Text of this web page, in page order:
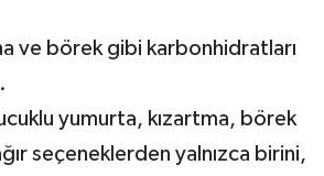
ve börek gibi karbonhidratları
yumurta, kızartma, börek
seçeneklerden yalnızca birini,